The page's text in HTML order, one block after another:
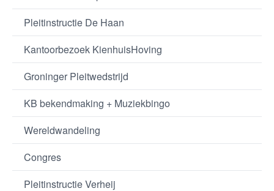
Pleitinstructie De Haan
Kantoorbezoek KienhuisHoving
Groninger Pleitwedstrijd
KB bekendmaking + Muziekbingo
Wereldwandeling
Congres
Pleitinstructie Verheij